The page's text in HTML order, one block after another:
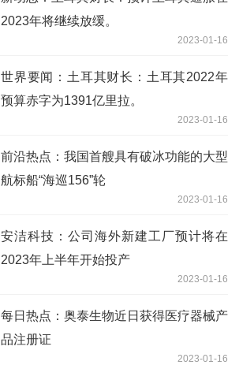
2023年将继续放缓。
2023-01-16
世界要闻：土耳其财长：土耳其2022年
预算赤字为1391亿里拉。
2023-01-16
前沿热点：我国首艘具有破冰功能的大型
航标船“海巡156”轮
2023-01-16
安洁科技：公司海外新建工厂预计将在
2023年上半年开始投产
2023-01-16
每日热点：奥泰生物近日获得医疗器械产
品注册证
2023-01-16